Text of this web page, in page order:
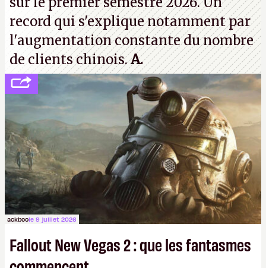
record qui s'explique notamment par
l'augmentation constante du nombre
de clients chinois.A.
ackboole 9 juillet 2026
Fallout New Vegas 2 : que les fantasmes